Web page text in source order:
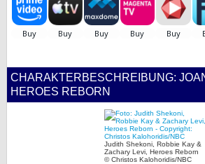
CHARAKTERBESCHREIBUNG:
HEROES REBORN
Judith Shekoni, Robbie Kay &
Zachary Levi, Heroes Reborn
© Christos Kalohoridis/NBC
Cookie-
Impressum
Desktop-
myFanbase